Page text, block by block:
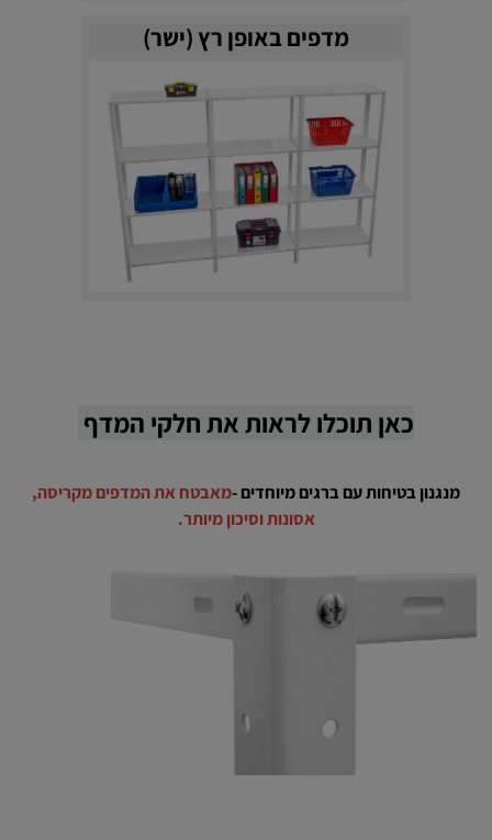
מדפים באופן רץ (ישר)
כאן תוכלו לראות את חלקי המדף
מנגנון בטיחות עם ברגים מיוחדים -מאבטח את המדפים מקריסה,
אסונות וסיכון מיותר.